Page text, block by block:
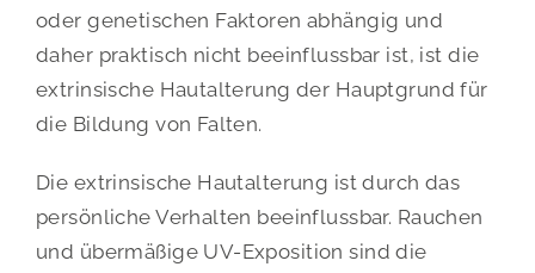
oder genetischen Faktoren abhängig und
daher praktisch nicht beeinflussbar ist, ist die
extrinsische Hautalterung der Hauptgrund für
die Bildung von Falten.
Die extrinsische Hautalterung ist durch das
persönliche Verhalten beeinflussbar. Rauchen
und übermäßige UV-Exposition sind die